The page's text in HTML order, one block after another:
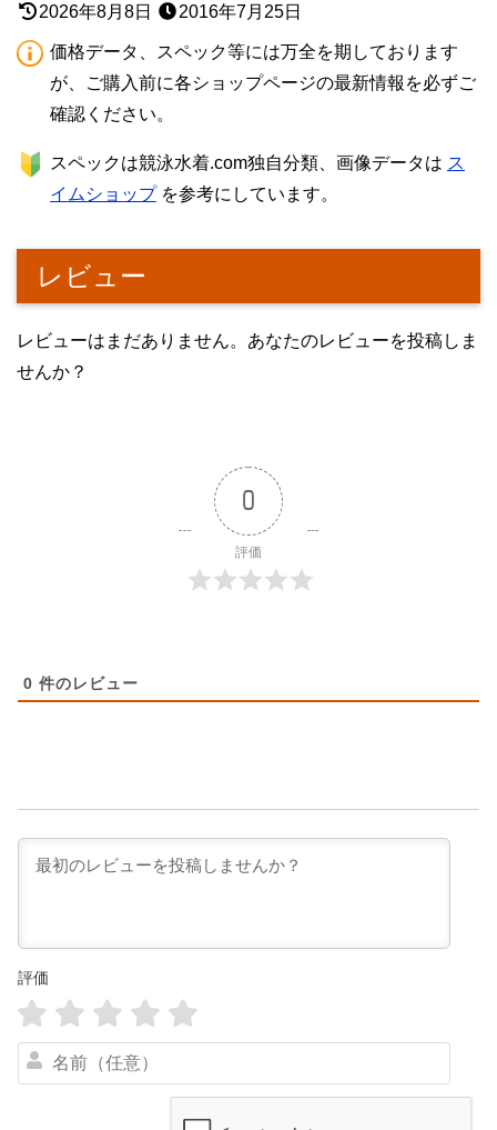
2026年8月8日 2016年7月25日
価格データ、スペック等には万全を期しております
が、ご購入前に各ショップページの最新情報を必ずご
確認ください。
スペックは競泳水着.com独自分類、画像データは ス
イムショップを参考にしています。
レビュー
レビューはまだありません。あなたのレビューを投稿しま
せんか？
0
評価
0 件のレビュー
評価
（